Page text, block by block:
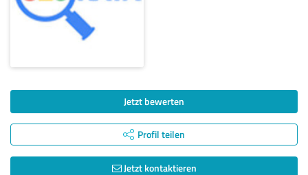
Jetzt bewerten
Profil teilen
Jetzt kontaktieren